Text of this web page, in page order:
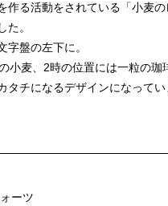
作る活動をされている「小麦
た。
字盤の左下に。
小麦、2時の位置には一粒の
チになるデザインになってい
ーツ